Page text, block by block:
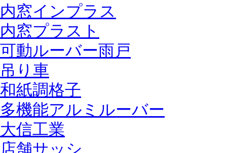
内窓インプラス
内窓プラスト
可動ルーバー雨戸
吊り車
和紙調格子
多機能アルミルーバー
大信工業
店舗サッシ